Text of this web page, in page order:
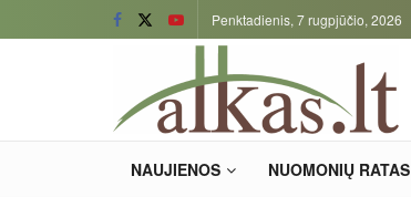
Penktadienis, 7 rugpjūčio, 2026
NAUJIENOS NUOMONIŲ RATAS